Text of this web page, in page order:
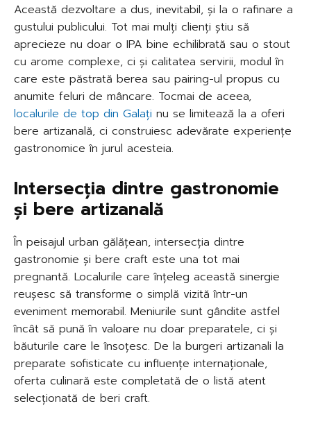
Această dezvoltare a dus, inevitabil, și la o rafinare a
gustului publicului. Tot mai mulți clienți știu să
aprecieze nu doar o IPA bine echilibrată sau o stout
cu arome complexe, ci și calitatea servirii, modul în
care este păstrată berea sau pairing-ul propus cu
anumite feluri de mâncare. Tocmai de aceea,
localurile de top din Galați nu se limitează la a oferi
bere artizanală, ci construiesc adevărate experiențe
gastronomice în jurul acesteia.
Intersecția dintre gastronomie
și bere artizanală
În peisajul urban gălățean, intersecția dintre
gastronomie și bere craft este una tot mai
pregnantă. Localurile care înțeleg această sinergie
reușesc să transforme o simplă vizită într-un
eveniment memorabil. Meniurile sunt gândite astfel
încât să pună în valoare nu doar preparatele, ci și
băuturile care le însoțesc. De la burgeri artizanali la
preparate sofisticate cu influențe internaționale,
oferta culinară este completată de o listă atent
selecționată de beri craft.